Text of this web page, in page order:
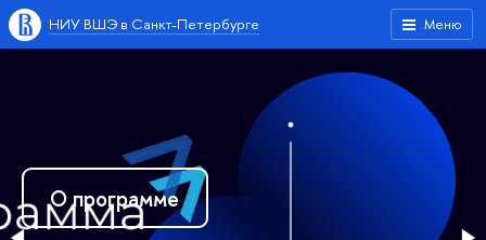
Меню
НИУ ВШЭ в Санкт-Петербурге
О проекте